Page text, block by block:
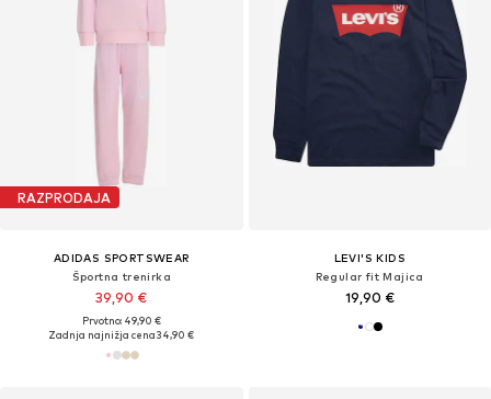
RAZPRODAJA
ADIDAS SPORTSWEAR
Športna trenirka
39,90 €
Prvotno: 49,90 €
Zadnja najnižja cena34,90 €
LEVI'S KIDS
Regular fit Majica
19,90 €